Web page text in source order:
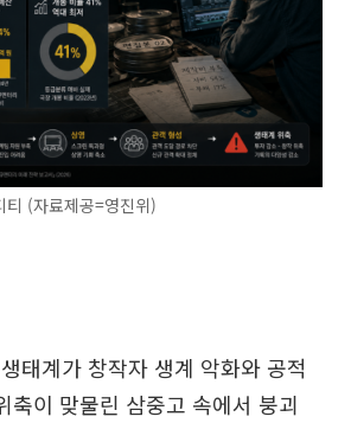
(자료제공=영진위)
태계가 창작자 생계 악화와 공적
축이 맞물린 삼중고 속에서 붕괴